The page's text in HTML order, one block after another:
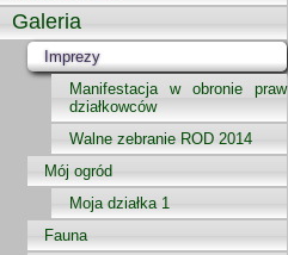
Galeria
Imprezy
Manifestacja w obronie praw
działkowców
Walne zebranie ROD 2014
Mój ogród
Moja działka 1
Fauna